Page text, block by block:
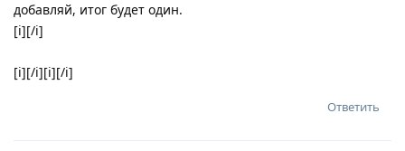
добавляй, итог будет один.
[i][/i]
[i][/i][i][/i]
Ответить